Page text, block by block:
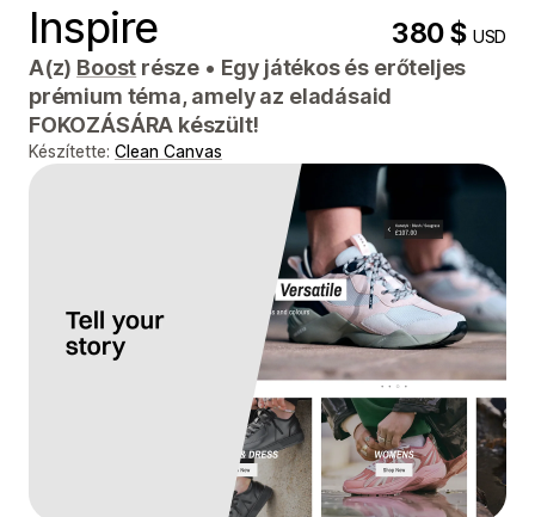
Inspire 380 $USD
A(z) Boost része • Egy játékos és erőteljes
prémium téma, amely az eladásaid
FOKOZÁSÁRA készült!
Készítette: Clean Canvas